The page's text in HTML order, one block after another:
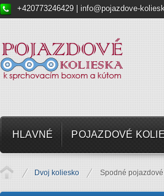
+420773246429 | info@pojazdove-
HLAVNÉ POJAZDOVÉ
Dvoj koliesko Spodné